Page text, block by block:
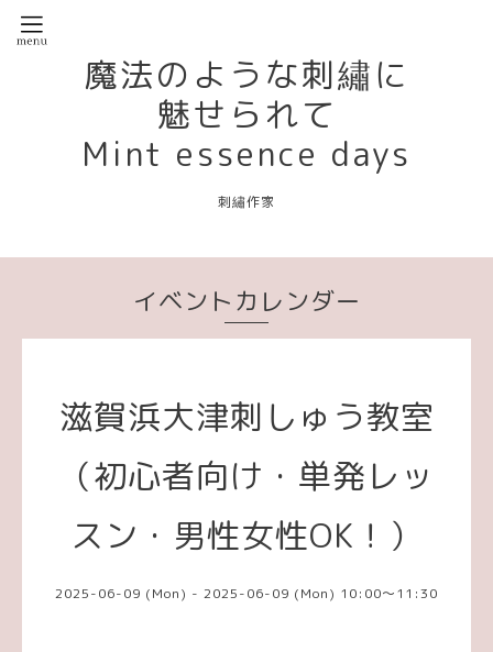
魔法のような刺繡に
魅せられて
Mint essence days
刺繡作家
イベントカレンダー
滋賀浜大津刺しゅう教室
（初心者向け・単発レッ
スン・男性女性OK！）
2025-06-09 (Mon) - 2025-06-09 (Mon) 10:00～11:30